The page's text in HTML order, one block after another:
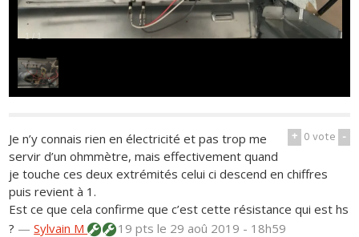
+ 0vote -
Je n’y connais rien en électricité et pas trop me
servir d’un ohmmètre, mais effectivement quand
je touche ces deux extrémités celui ci descend en chiffres
puis revient à 1.
Est ce que cela confirme que c’est cette résistance qui est hs
? —Sylvain M 19 ptsle 29 aoû 2019 - 18h59